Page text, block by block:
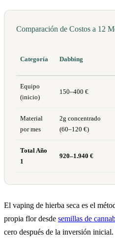
Comparación de Costos a 12
Categoría Dabbing
Equipo
(inicio)
150–400 €
Material
por mes
2g concentrado
(60–120 €)
Total Año
1
920–1.940 €
El vaping de hierba seca es el
propia flor desde semillas de
cero después de la inversión inicial.